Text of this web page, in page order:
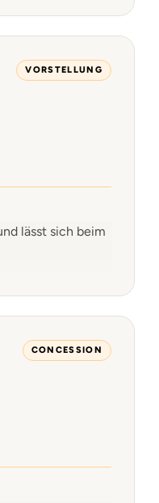
VORSTELLUNG
lässt sich beim
CONCESSION